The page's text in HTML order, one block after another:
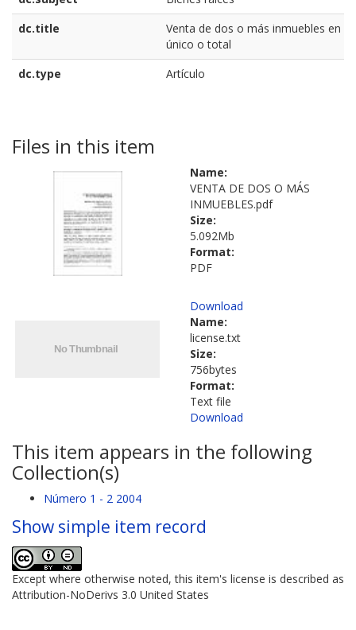
dc.title
Venta de dos o más inmuebles en
único o total
dc.type
Artículo
Files in this item
Name:
VENTA DE DOS O MÁS
INMUEBLES.pdf
Size:
5.092Mb
Format:
PDF
Download
Name:
license.txt
Size:
756bytes
Format:
Text file
Download
This item appears in the following
Collection(s)
Número 1 - 2 2004
Show simple item record
Except where otherwise noted, this item's license is described as
Attribution-NoDerivs 3.0 United States